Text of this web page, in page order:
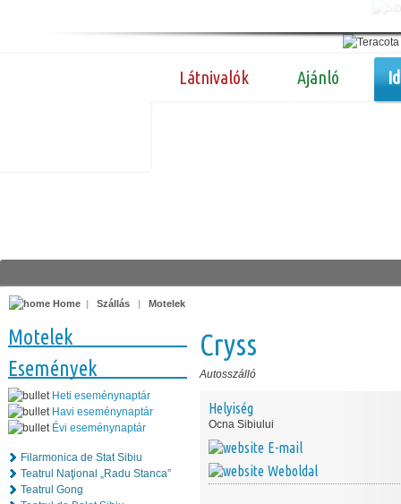
Látnivalók Ajánló
Home | Szállás | Motelek
Motelek
Események
Heti eseménynaptár
Havi eseménynaptár
Évi eseménynaptár
Filarmonica de Stat Sibiu
Teatrul Naţional „Radu Stanca”
Teatrul Gong
Cryss
Autosszálló
Helyiség
Ocna Sibiului
E-mail
Weboldal